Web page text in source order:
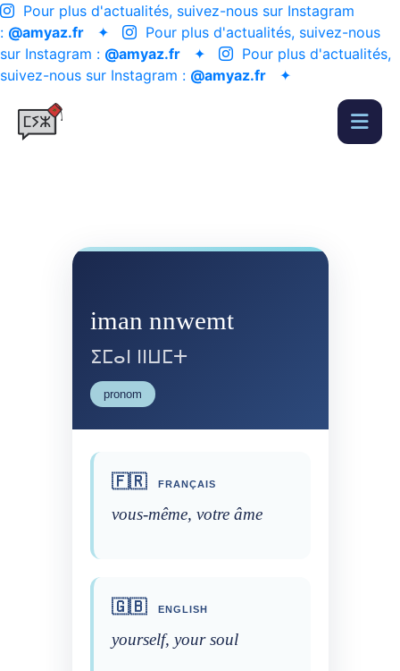
Pour plus d'actualités, suivez-nous sur Instagram
: @amyaz.fr ✦
Pour plus d'actualités, suivez-nous
sur Instagram : @amyaz.fr ✦
Pour plus d'actualités,
suivez-nous sur Instagram : @amyaz.fr ✦
iman nnwemt
ⵉⵎⴰⵏ ⵏⵏⵡⵎⵜ
pronom
🇫🇷 FRANÇAIS
vous-même, votre âme
🇬🇧 ENGLISH
yourself, your soul